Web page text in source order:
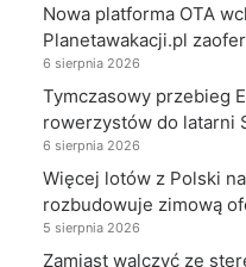
Nowa platforma OTA
Planetawakacji.pl
6 sierpnia 2026
Tymczasowy przebieg
rowerzystów do latarni
6 sierpnia 2026
Więcej lotów z Polski
rozbudowuje zimową
5 sierpnia 2026
Zamiast walczyć ze